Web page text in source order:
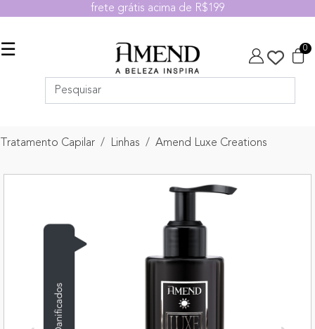
frete grátis acima de R$199
☰ 0
Tratamento Capilar Linhas Amend Luxe Creations